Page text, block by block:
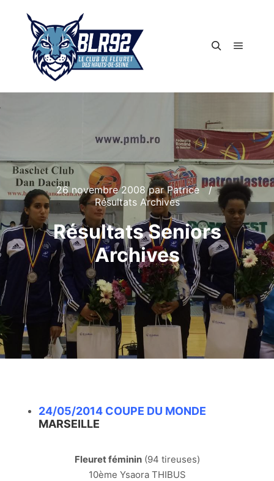
26 novembre 2008parPatrice
Résultats Archives
Résultats Seniors
Archives
24/05/2014 COUPE DU MONDE
MARSEILLE
Fleuret féminin(94 tireuses)
10ème Ysaora THIBUS